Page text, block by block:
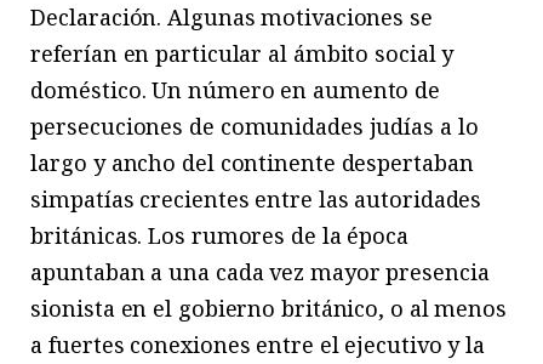
Declaración. Algunas motivaciones se
referían en particular al ámbito social y
doméstico. Un número en aumento de
persecuciones de comunidades judías a lo
largo y ancho del continente despertaban
simpatías crecientes entre las autoridades
británicas. Los rumores de la época
apuntaban a una cada vez mayor presencia
sionista en el gobierno británico, o al menos
a fuertes conexiones entre el ejecutivo y la